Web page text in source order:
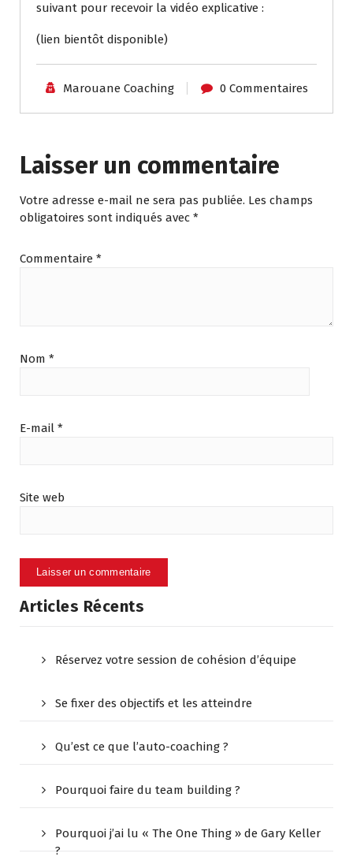
suivant pour recevoir la vidéo explicative :
(lien bientôt disponible)
Marouane Coaching 0 Commentaires
Laisser un commentaire
Votre adresse e-mail ne sera pas publiée. Les champs
obligatoires sont indiqués avec *
Commentaire *
Nom *
E-mail *
Site web
Articles Récents
Réservez votre session de cohésion d’équipe
Se fixer des objectifs et les atteindre
Qu’est ce que l’auto-coaching ?
Pourquoi faire du team building ?
Pourquoi j’ai lu « The One Thing » de Gary Keller
?